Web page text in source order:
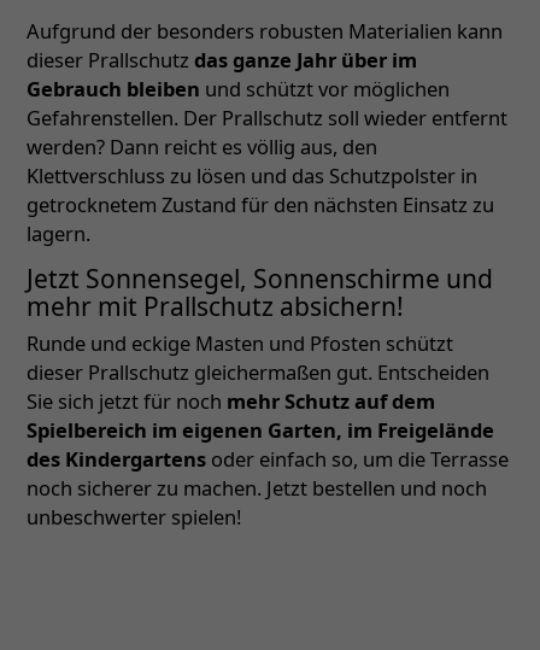
Aufgrund der besonders robusten Materialien kann
dieser Prallschutz das ganze Jahr über im
Gebrauch bleiben und schützt vor möglichen
Gefahrenstellen. Der Prallschutz soll wieder entfernt
werden? Dann reicht es völlig aus, den
Klettverschluss zu lösen und das Schutzpolster in
getrocknetem Zustand für den nächsten Einsatz zu
lagern.
Jetzt Sonnensegel, Sonnenschirme und
mehr mit Prallschutz absichern!
Runde und eckige Masten und Pfosten schützt
dieser Prallschutz gleichermaßen gut. Entscheiden
Sie sich jetzt für noch mehr Schutz auf dem
Spielbereich im eigenen Garten, im Freigelände
des Kindergartens oder einfach so, um die Terrasse
noch sicherer zu machen. Jetzt bestellen und noch
unbeschwerter spielen!